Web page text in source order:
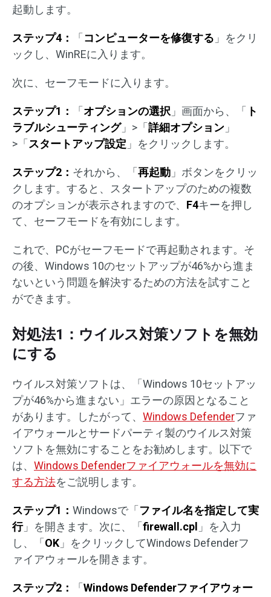
起動します。
ステップ4： 「 コンピューターを修復する 」をクリ
ックし、WinREに入ります。
次に、セーフモードに入ります。
ステップ1： 「 オプションの選択 」画面から、「 ト
ラブルシューティング」>「 詳細オプション 」
>「 スタートアップ設定 」をクリックします。
ステップ2： それから、「 再起動 」ボタンをクリッ
クします。すると、スタートアップのための複数
のオプションが表示されますので、 F4キーを押し
て、セーフモードを有効にします。
これで、PCがセーフモードで再起動されます。そ
の後、Windows 10のセットアップが46%から進ま
ないという問題を解決するための方法を試すこと
ができます。
対処法1：ウイルス対策ソフトを無効
にする
ウイルス対策ソフトは、「Windows 10セットアッ
プが46%から進まない」エラーの原因となること
があります。したがって、 Windows Defenderファ
イアウォールとサードパーティ製のウイルス対策
ソフトを無効にすることをお勧めします。以下で
は、 Windows Defenderファイアウォールを無効に
する方法をご説明します。
ステップ1： Windowsで「 ファイル名を指定して実
行」を開きます。次に、「 firewall.cpl 」を入力
し、「 OK 」をクリックしてWindows Defenderフ
ァイアウォールを開きます。
ステップ2： 「 Windows Defenderファイアウォー